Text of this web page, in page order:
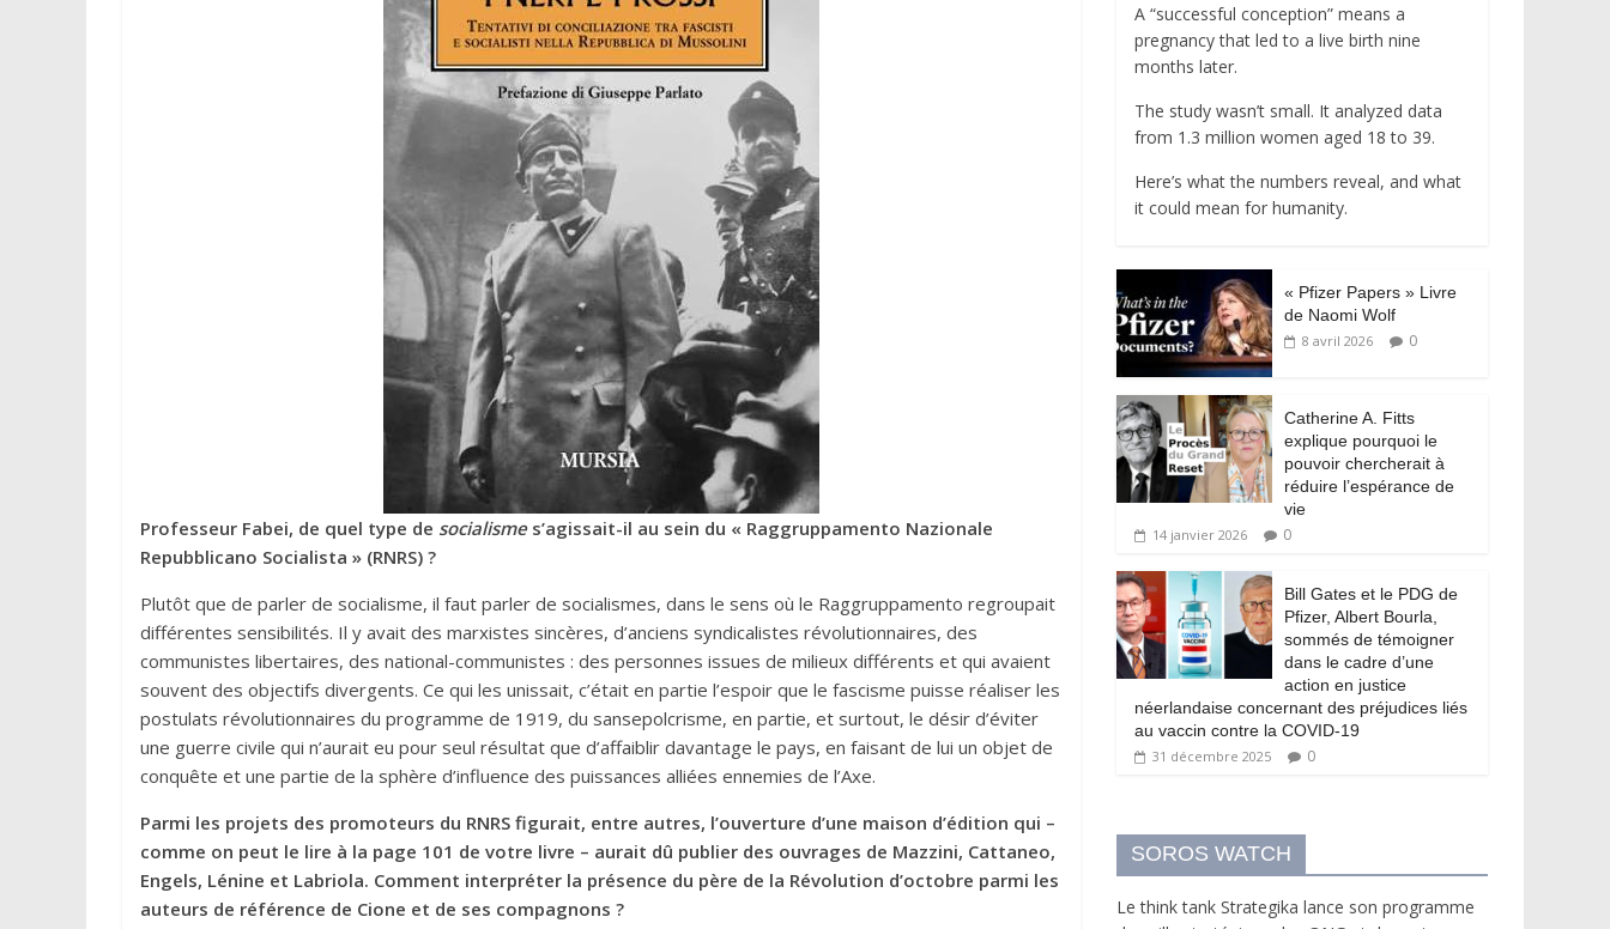
Professeur Fabei, de quel type de socialismes’agissait-il au sein du « Raggruppamento Nazionale
Repubblicano Socialista » (RNRS) ?
Plutôt que de parler de socialisme, il faut parler de socialismes, dans le sens où le Raggruppamento regroupait
différentes sensibilités. Il y avait des marxistes sincères, d’anciens syndicalistes révolutionnaires, des
communistes libertaires, des national-communistes : des personnes issues de milieux différents et qui avaient
souvent des objectifs divergents. Ce qui les unissait, c’était en partie l’espoir que le fascisme puisse réaliser les
postulats révolutionnaires du programme de 1919, du sansepolcrisme, en partie, et surtout, le désir d’éviter
une guerre civile qui n’aurait eu pour seul résultat que d’affaiblir davantage le pays, en faisant de lui un objet de
conquête et une partie de la sphère d’influence des puissances alliées ennemies de l’Axe.
Parmi les projets des promoteurs du RNRS figurait, entre autres, l’ouverture d’une maison d’édition qui –
comme on peut le lire à la page 101 de votre livre – aurait dû publier des ouvrages de Mazzini, Cattaneo,
Engels, Lénine et Labriola. Comment interpréter la présence du père de la Révolution d’octobre parmi les
auteurs de référence de Cione et de ses compagnons ?
A “successful conception” means a
pregnancy that led to a live birth nine
months later.
The study wasn’t small. It analyzed data
from 1.3 million women aged 18 to 39.
Here’s what the numbers reveal, and what
it could mean for humanity.
« Pfizer Papers » Livre
de Naomi Wolf
8 avril 2026 0
Catherine A. Fitts
explique pourquoi le
pouvoir chercherait à
réduire l’espérance de
vie
14 janvier 2026 0
Bill Gates et le PDG de
Pfizer, Albert Bourla,
sommés de témoigner
dans le cadre d’une
action en justice
néerlandaise concernant des préjudices liés
au vaccin contre la COVID-19
31 décembre 2025 0
SOROS WATCH
Le think tank Strategika lance son programme